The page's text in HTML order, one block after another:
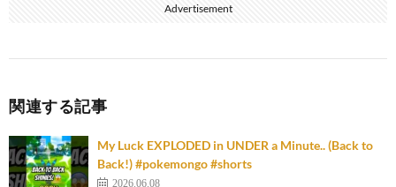
Advertisement
関連する記事
My Luck EXPLODED in UNDER a Minute.. (Back to
Back!) #pokemongo #shorts
2026.06.08